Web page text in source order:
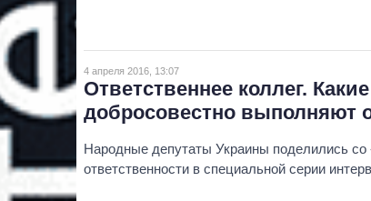
4 апреля 2016, 13:07
Ответственнее коллег.
добросовестно выполняют
Народные депутаты Украины поделились
ответственности в специальной серии